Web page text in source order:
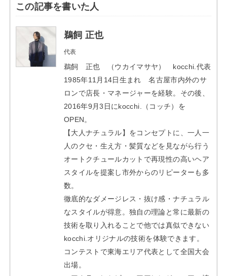
この記事を書いた人
鵜飼 正也
代表
鵜飼 正也 （ウカイマサヤ） kocchi.代表
1985年11月14日生まれ 名古屋市内外のサ
ロンで店長・マネージャーを経験。その後、
2016年9月3日にkocchi.（コッチ）を
OPEN。
【大人ナチュラル】をコンセプトに、一人一
人のクセ・生え方・髪質などを見ながら行う
オートクチュールカットで再現性の高いヘア
スタイルを提案し市外からのリピーターも多
数。
徹底的なダメージレス・抜け感・ナチュラル
なスタイルが得意。独自の理論と常に最新の
技術を取り入れることで他では真似できない
kocchi.オリジナルの技術を体験できます。
コンテストで東海エリア代表として全国大会
出場。